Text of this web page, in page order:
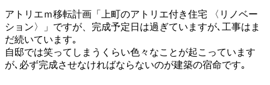
アトリエｍ移転計画「上町のアトリエ付き住宅 〈リノベー
ション〉」ですが、完成予定日は過ぎていますが､工事はま
だ続いています｡
自邸では笑ってしまうくらい色々なことが起こっています
が､必ず完成させなければならないのが建築の宿命です｡